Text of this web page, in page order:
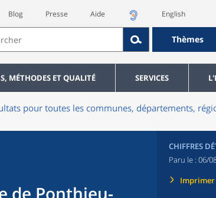
Blog Presse Aide English
Thèmes
MÉTHODES ET QUALITÉ SERVICES
pour toutes les communes, départements,
de Ponthieu-
CHIFFRES
Paru le : 06/
Imprimer